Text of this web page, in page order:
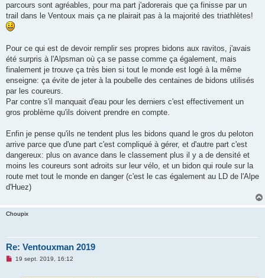
parcours sont agréables, pour ma part j'adorerais que ça finisse par un
trail dans le Ventoux mais ça ne plairait pas à la majorité des triathlètes!
Pour ce qui est de devoir remplir ses propres bidons aux ravitos, j'avais
été surpris à l'Alpsman où ça se passe comme ça également, mais
finalement je trouve ça très bien si tout le monde est logé à la même
enseigne: ça évite de jeter à la poubelle des centaines de bidons utilisés
par les coureurs.
Par contre s'il manquait d'eau pour les derniers c'est effectivement un
gros problème qu'ils doivent prendre en compte.
Enfin je pense qu'ils ne tendent plus les bidons quand le gros du peloton
arrive parce que d'une part c'est compliqué à gérer, et d'autre part c'est
dangereux: plus on avance dans le classement plus il y a de densité et
moins les coureurs sont adroits sur leur vélo, et un bidon qui roule sur la
route met tout le monde en danger (c'est le cas également au LD de l'Alpe
d'Huez)
Choupix
Re: Ventouxman 2019
M19 sept. 2019, 16:12